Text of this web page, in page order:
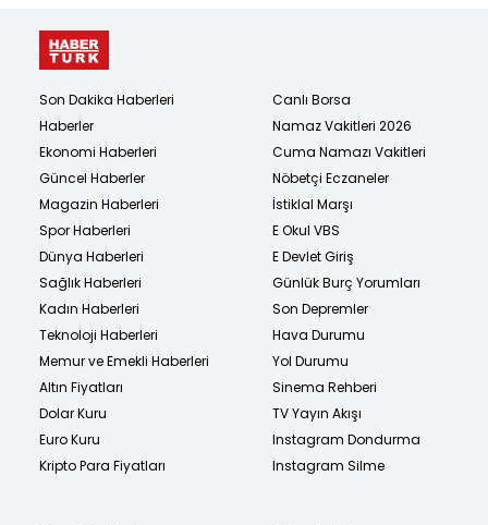
Son Dakika Haberleri
Haberler
Ekonomi Haberleri
Güncel Haberler
Magazin Haberleri
Spor Haberleri
Dünya Haberleri
Sağlık Haberleri
Kadın Haberleri
Teknoloji Haberleri
Memur ve Emekli Haberleri
Altın Fiyatları
Dolar Kuru
Euro Kuru
Kripto Para Fiyatları
Canlı Borsa
Namaz Vakitleri 2026
Cuma Namazı Vakitleri
Nöbetçi Eczaneler
İstiklal Marşı
E Okul VBS
E Devlet Giriş
Günlük Burç Yorumları
Son Depremler
Hava Durumu
Yol Durumu
Sinema Rehberi
TV Yayın Akışı
Instagram Dondurma
Instagram Silme